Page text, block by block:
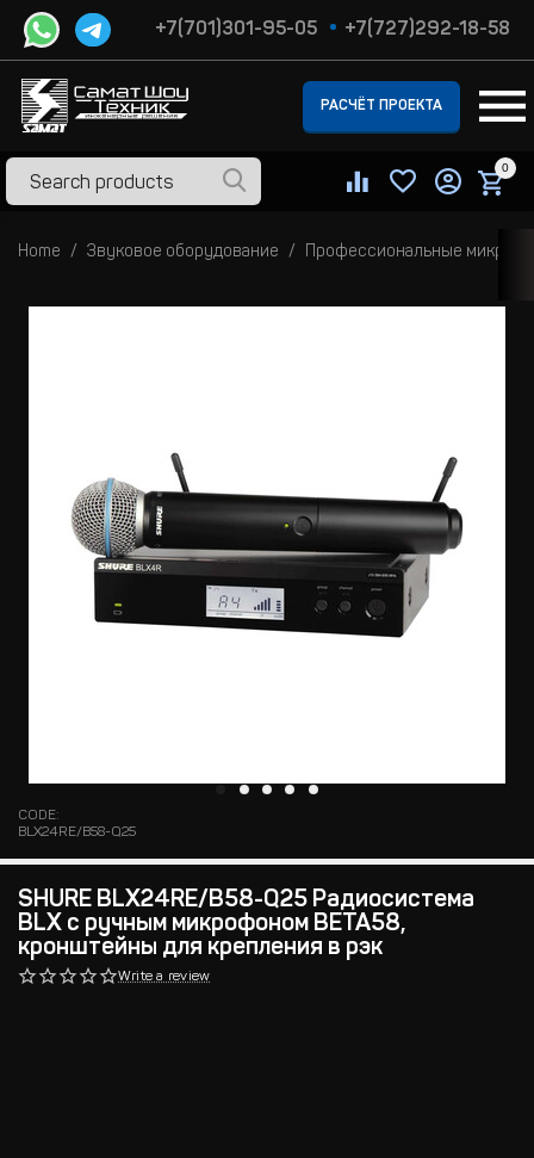
+7(701)301-95-05 +7(727)292-18-58
РАСЧЁТ ПРОЕКТА
0
Home Звуковое оборудование Профессиональные
CODE:
BLX24RE/B58-Q25
SHURE BLX24RE/B58-Q25 Радиосистема
BLX с ручным микрофоном BETA58,
кронштейны для крепления в рэк
Write a review